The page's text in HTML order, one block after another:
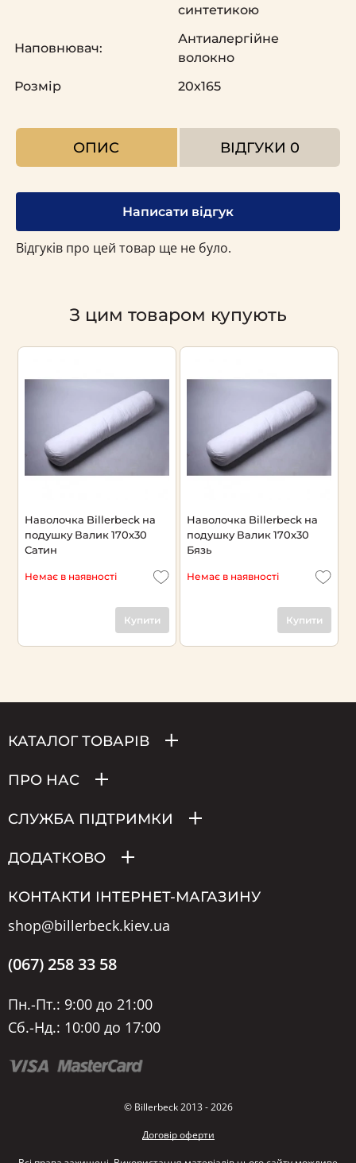
синтетикою
Наповнювач:
Антиалергійне
волокно
Розмір
20х165
ОПИС ВІДГУКИ 0
Написати відгук
Відгуків про цей товар ще не було.
З цим товаром купують
Наволочка Billerbeck на
подушку Валик 170х30
Сатин
Немає в наявності
Купити
Наволочка Billerbeck на
подушку Валик 170х30
Бязь
Немає в наявності
Купити
КАТАЛОГ ТОВАРІВ
ПРО НАС
СЛУЖБА ПІДТРИМКИ
ДОДАТКОВО
КОНТАКТИ ІНТЕРНЕТ-МАГАЗИНУ
shop@billerbeck.kiev.ua
(067) 258 33 58
Пн.-Пт.: 9:00 до 21:00
Сб.-Нд.: 10:00 до 17:00
© Billerbeck 2013 - 2026
Договір оферти